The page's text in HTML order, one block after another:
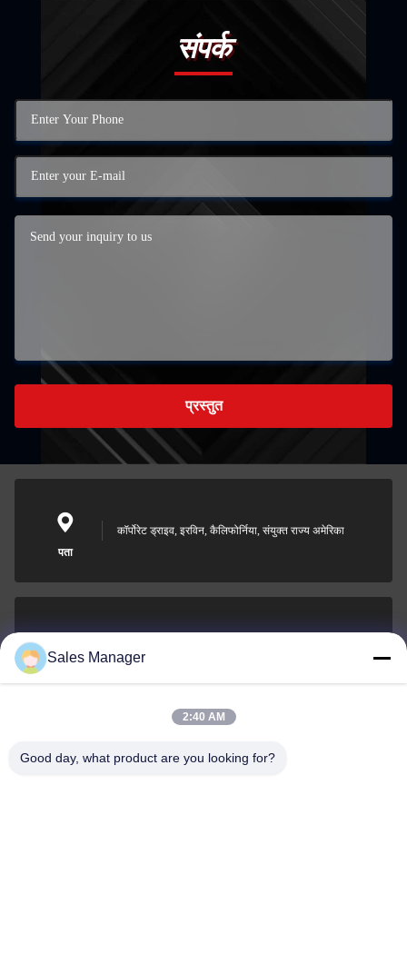
संपर्क
प्रस्तुत
पता
कॉर्पोरेट ड्राइव, इरविन, कैलिफोर्निया, संयुक्त राज्य अमेरिका
001-512-7443871
Sales Manager
2:40 AM
Good day, what product are you looking for?